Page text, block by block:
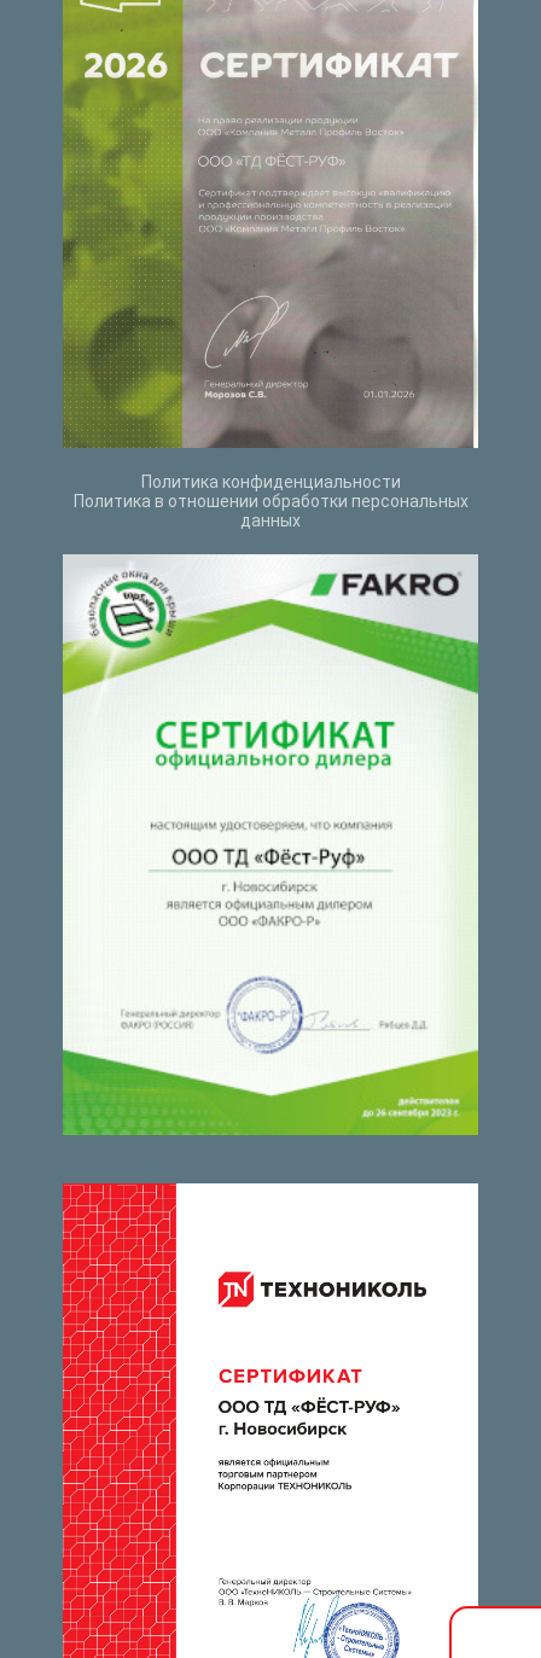
Политика конфиденциальности
Политика в отношении обработки персональных
данных